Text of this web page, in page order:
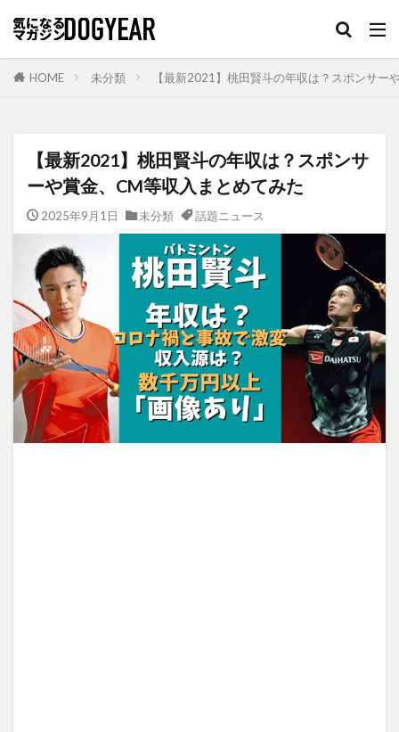
HOME 未分類 【最新2021】桃田賢斗の年収は？スポンサー
【最新2021】桃田賢斗の年収は？スポンサ
ーや賞金、CM等収入まとめてみた
2025年9月1日 未分類 話題ニュース